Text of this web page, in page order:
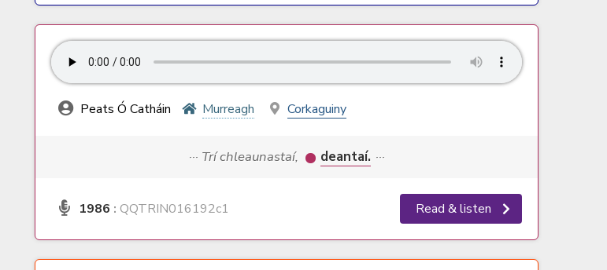
Peats Ó Catháin Murreagh Corkaguiny
··· Trí chleaunastaí, deantaí. ···
1986 : QQTRIN016192c1 Read & listen